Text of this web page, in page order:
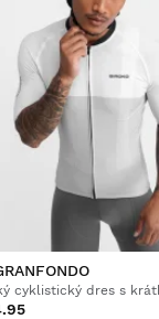
kvalita
před 5 roky